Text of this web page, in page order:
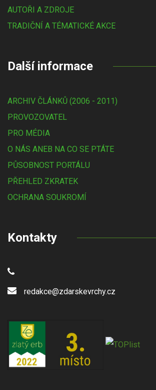
AUTOŘI A ZDROJE
TRADIČNÍ A TÉMATICKÉ AKCE
Další informace
ARCHIV ČLÁNKŮ (2006 - 2011)
PROVOZOVATEL
PRO MÉDIA
O NÁS ANEB NA CO SE PTÁTE
PŮSOBNOST PORTÁLU
PŘEHLED ZKRATEK
OCHRANA SOUKROMÍ
Kontakty
redakce@zdarskevrchy.cz